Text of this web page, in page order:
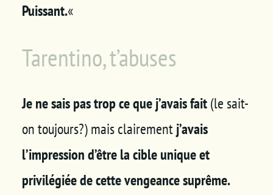
Puissant.«
Tarentino, t’abuses
Je ne sais pas trop ce que j’avais fait(le sait-
on toujours?) mais clairementj’avais
l’impression d’être la cible unique et
privilégiée de cette vengeance suprême.